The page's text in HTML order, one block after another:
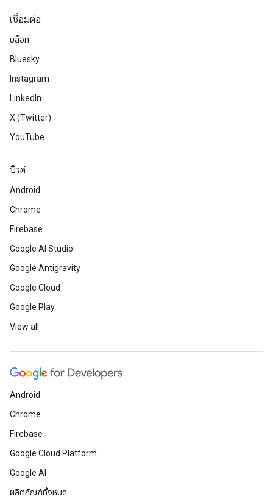
เชื่อมต่อ
บล็อก
Bluesky
Instagram
LinkedIn
X (Twitter)
YouTube
บิวด์
Android
Chrome
Firebase
Google AI Studio
Google Antigravity
Google Cloud
Google Play
View all
Android
Chrome
Firebase
Google Cloud Platform
Google AI
ผลิตภัณฑ์ทั้งหมด